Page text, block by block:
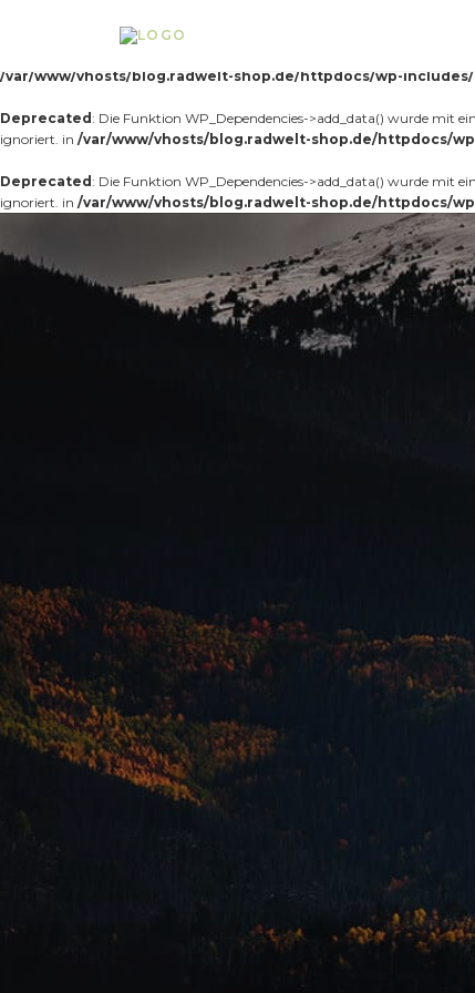
: Die Funktion _load_textdomain_just_in_time wurde
/var/www/vhosts/blog.radwelt-shop.de/httpdocs/wp-
Deprecated : Die Funktion WP_Dependencies->add_data() wurde mit
ignoriert. in /var/www/vhosts/blog.radwelt-shop.de/httpdocs/
Deprecated : Die Funktion WP_Dependencies->add_data() wurde mit
ignoriert. in /var/www/vhosts/blog.radwelt-shop.de/httpdocs/